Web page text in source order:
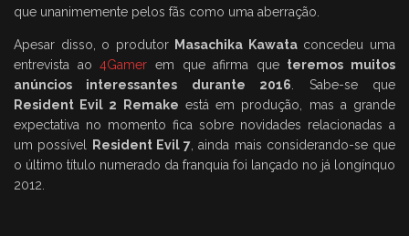
que unanimemente pelos fãs como uma aberração.
Apesar disso, o produtor Masachika Kawataconcedeu uma
entrevista ao4Gamer em que afirma que teremos muitos
anúncios interessantes durante 2016 . Sabe-se que
Resident Evil 2 Remake está em produção, mas a grande
expectativa no momento fica sobre novidades relacionadas a
um possível
Resident Evil 7 , ainda mais considerando-se que
o último título numerado da franquia foi lançado no já longínquo
2012.